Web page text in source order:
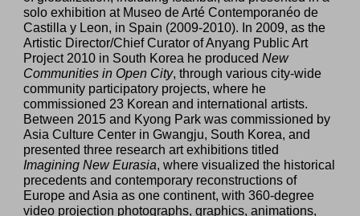
solo exhibition at Museo de Arté Contemporanéo de
Castilla y Leon, in Spain (2009-2010). In 2009, as the
Artistic Director/Chief Curator of Anyang Public Art
Project 2010 in South Korea he producedNew
Communities in Open City, through various city-wide
community participatory projects, where he
commissioned 23 Korean and international artists.
Between 2015 and Kyong Park was commissioned by
Asia Culture Center in Gwangju, South Korea, and
presented three research art exhibitions titled
Imagining New Eurasia, where visualized the historical
precedents and contemporary reconstructions of
Europe and Asia as one continent, with 360-degree
video projection photographs, graphics, animations,